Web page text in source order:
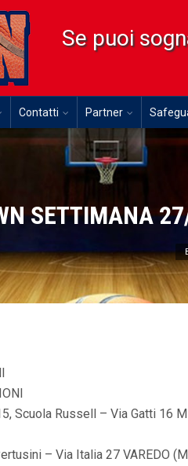
Se puoi
Contatti Partner
SETTIMANA
Scuola Russell – Via Gatti 16
– Via Italia 27 VAREDO